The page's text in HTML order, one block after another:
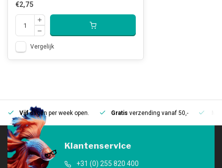
€2,75
Vergelijk
Vijfdagen per week open. Gratis verzending vanaf 50,-
Klantenservice
+31 (0) 255 820 400